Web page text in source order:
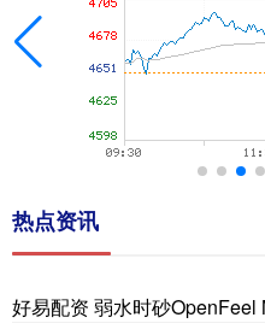
热点资讯
好易配资 弱水时砂